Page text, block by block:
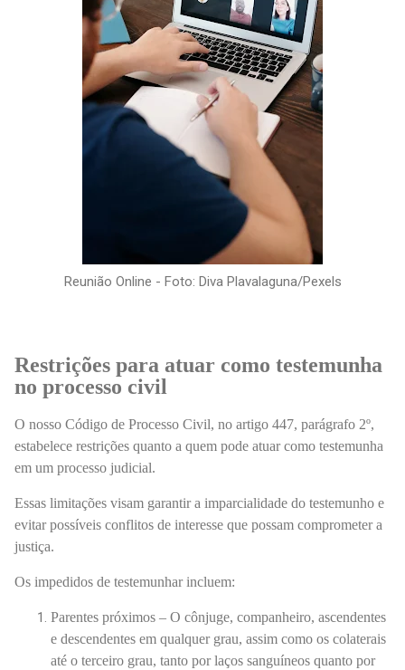
Reunião Online - Foto: Diva Plavalaguna/Pexels
Restrições para atuar como testemunha
no processo civil
O nosso Código de Processo Civil, no artigo 447, parágrafo 2º,
estabelece restrições quanto a quem pode atuar como testemunha
em um processo judicial.
Essas limitações visam garantir a imparcialidade do testemunho e
evitar possíveis conflitos de interesse que possam comprometer a
justiça.
Os impedidos de testemunhar incluem:
Parentes próximos – O cônjuge, companheiro, ascendentes
e descendentes em qualquer grau, assim como os colaterais
até o terceiro grau, tanto por laços sanguíneos quanto por